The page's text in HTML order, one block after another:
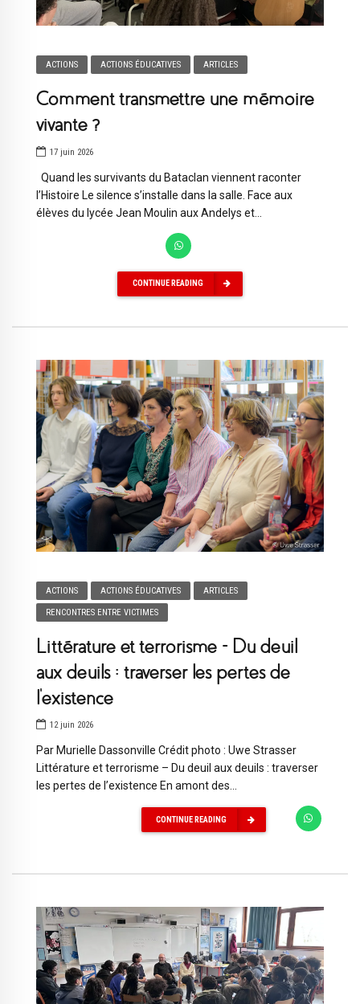
ACTIONS ACTIONS ÉDUCATIVES ARTICLES
Comment transmettre une mémoire
vivante ?
17 juin 2026
Quand les survivants du Bataclan viennent raconter
l’Histoire Le silence s’installe dans la salle. Face aux
élèves du lycée Jean Moulin aux Andelys et...
CONTINUE READING
ACTIONS ACTIONS ÉDUCATIVES ARTICLES
RENCONTRES ENTRE VICTIMES
Littérature et terrorisme – Du deuil
aux deuils : traverser les pertes de
l’existence
12 juin 2026
Par Murielle Dassonville Crédit photo : Uwe Strasser
Littérature et terrorisme – Du deuil aux deuils : traverser
les pertes de l’existence En amont des...
CONTINUE READING